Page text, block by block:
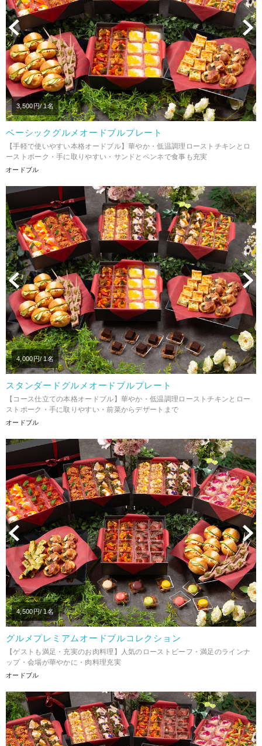
Previous
3,500円/ 1名
ベーシックグルメオードブルプレート
【手軽で使いやすい本格オードブル】華やか・低温調理ローストチキンとロ
ーストポーク・手に取りやすい・サンドとペンネで食事も充実
オードブル
Previous
4,000円/ 1名
スタンダードグルメオードブルプレート
【コース仕立ての本格オードブル】華やか・低温調理ローストチキンとロー
ストポーク・手に取りやすい・前菜からデザートまで
オードブル
Previous
4,500円/ 1名
グルメプレミアムオードブルコレクション
【ゲストも満足・充実のお肉料理】人気のローストビーフ・満足のラインナ
ップ・会場が華やかに・肉料理充実
オードブル